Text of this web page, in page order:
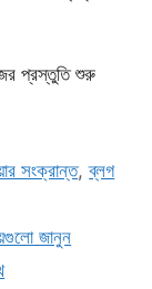
প্রস্তুতি শুরু
সংক্রান্ত,ব্লগ
জানুন